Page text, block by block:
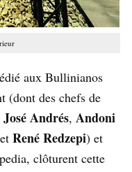
aux Bullinianos
(dont des chefs de
José Andrés, Andoni
et René Redzepi) et
clôturent cette